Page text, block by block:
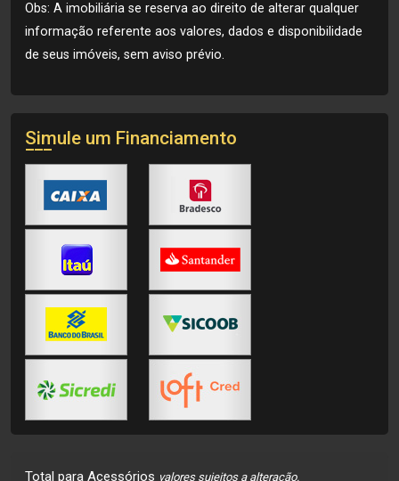
Obs: A imobiliária se reserva ao direito de alterar qualquer
informação referente aos valores, dados e disponibilidade
de seus imóveis, sem aviso prévio.
Simule um Financiamento
Total para Acessórios valores sujeitos a alteração.